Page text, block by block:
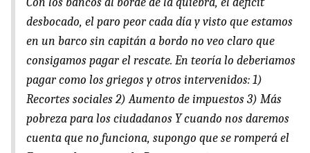
desbocado, el paro peor cada día y visto que estamos
en un barco sin capitán a bordo no veo claro que
consigamos pagar el rescate. En teoría lo deberiamos
pagar como los griegos y otros intervenidos: 1)
Recortes sociales 2) Aumento de impuestos 3) Más
pobreza para los ciudadanos Y cuando nos daremos
cuenta que no funciona, supongo que se romperá el